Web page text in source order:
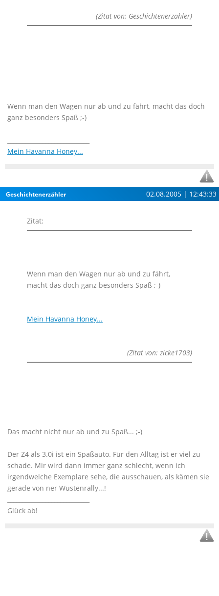
(Zitat von: Geschichtenerzähler)
Wenn man den Wagen nur ab und zu fährt, macht das doch
ganz besonders Spaß ;-)
Mein Havanna Honey...
Geschichtenerzähler 02.08.2005 | 12:43:33
Zitat:
Wenn man den Wagen nur ab und zu fährt,
macht das doch ganz besonders Spaß ;-)
Mein Havanna Honey...
(Zitat von: zicke1703)
Das macht nicht nur ab und zu Spaß... ;-)
Der Z4 als 3.0i ist ein Spaßauto. Für den Alltag ist er viel zu
schade. Mir wird dann immer ganz schlecht, wenn ich
irgendwelche Exemplare sehe, die ausschauen, als kämen sie
gerade von ner Wüstenrally...!
Glück ab!